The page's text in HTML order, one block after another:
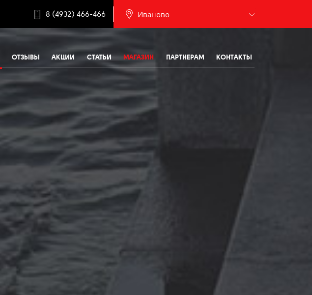
8 (4932) 466-466 Иваново
Белгород
Брянск
Калининград
Москва
Мурманск
Новочебоксарск
ОТЗЫВЫ АКЦИИ СТАТЬИ МАГАЗИН ПАРТНЕРАМ КОНТАКТЫ